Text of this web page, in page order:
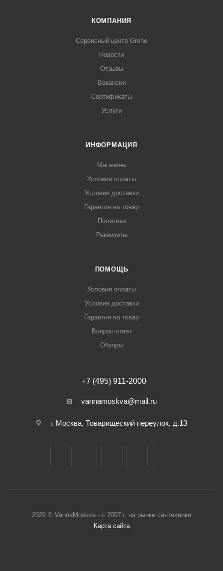
КОМПАНИЯ
Сервисный центр Grohe
Новости
Отзывы
Вакансии
Сертификаты
Услуги
ИНФОРМАЦИЯ
Магазины
Условия оплаты
Условия доставки
Гарантия на товар
Политика
Реквизиты
ПОМОЩЬ
Условия оплаты
Условия доставки
Гарантия на товар
Вопрос-ответ
Обзоры
+7 (495) 911-2000
vannamoskva@mail.ru
г. Москва, Товарищеский переулок, д.13
2026 © VannaMoskva - с 2007 г. на рынке сантехники
Карта сайта